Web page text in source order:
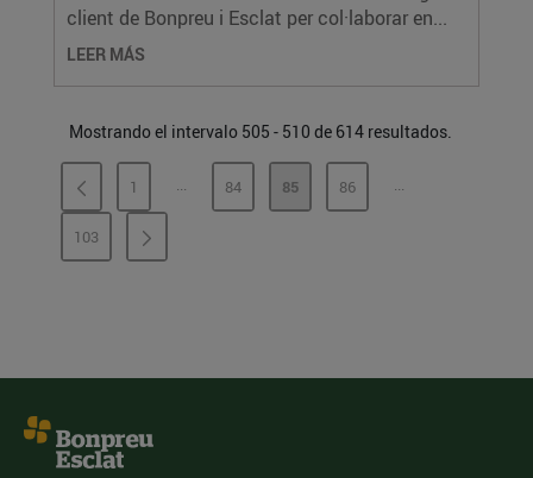
client de Bonpreu i Esclat per col·laborar en...
LEER MÁS
Mostrando el intervalo 505 - 510 de 614 resultados.
PÁGINA
1 ...PÁGINAS INTERMEDIAS
PÁGINA
84 PÁGINA
85 PÁGINA
86 ...PÁGINAS
PÁGINA
103